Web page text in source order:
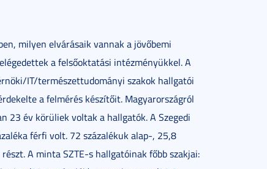
milyen elvárásaik vannak a jövőbemi
a felsőoktatási intézményükkel. A
IT/természettudományi szakok hallgatói
a felmérés készítőit. Magyarországról
23 év körüliek voltak a hallgatók. A Szegedi
férfi volt. 72 százalékuk alap-, 25,8
A minta SZTE-s hallgatóinak főbb szakjai: